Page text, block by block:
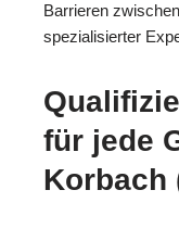
Barrieren
spezialisierter
für jede
Korbach